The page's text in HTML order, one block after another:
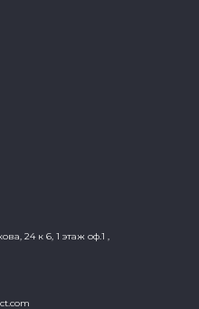
24 к 6, 1 этаж оф.1 ,